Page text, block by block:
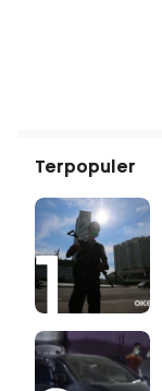
Terpopuler